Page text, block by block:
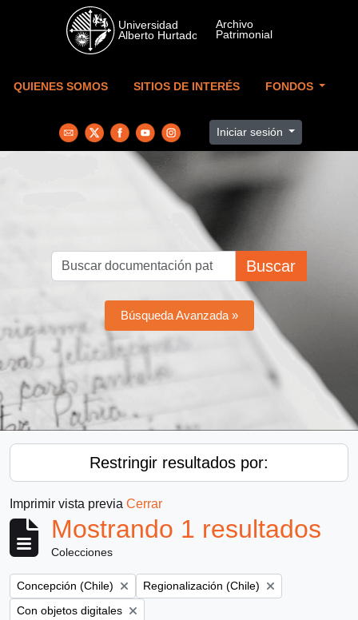
Skip to main content
QUIENES SOMOS SITIOS DE INTERÉS FONDOS
Iniciar sesión
Buscar
Búsqueda Avanzada »
Restringir resultados por:
Imprimir vista previa Cerrar
Mostrando 1 resultados
Colecciones
Remove filter:
Concepción (Chile) Remove filter:
Regionalización (Chile)
Remove filter:
Con objetos digitales